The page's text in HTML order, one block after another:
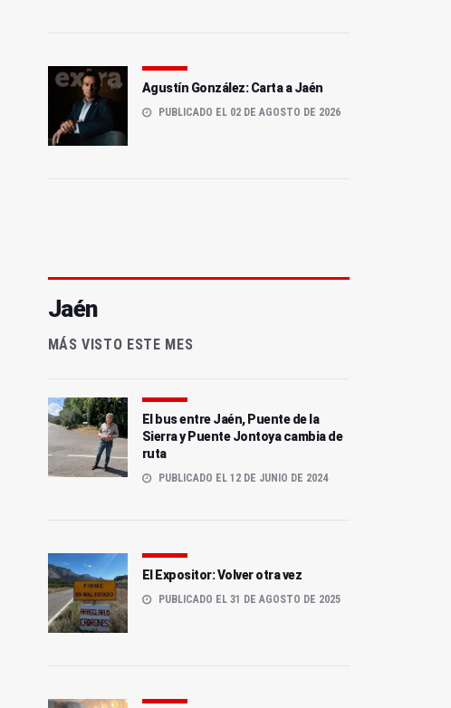
Agustín González: Carta a Jaén
PUBLICADO EL 02 DE AGOSTO DE 2026
Jaén
MÁS VISTO ESTE MES
El bus entre Jaén, Puente de la
Sierra y Puente Jontoya cambia de
ruta
PUBLICADO EL 12 DE JUNIO DE 2024
El Expositor: Volver otra vez
PUBLICADO EL 31 DE AGOSTO DE 2025